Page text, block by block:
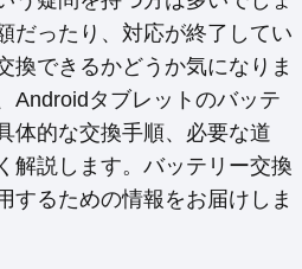
だったり、対応が終了してい
換できるかどうか気になりま
Androidタブレットのバッテ
体的な交換手順、必要な道
解説します。バッテリー交換
するための情報をお届けしま